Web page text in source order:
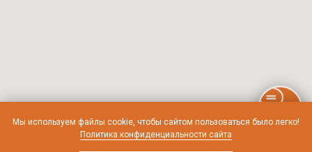
Мы используем файлы cookie, чтобы сайтом пользоваться было легко!
Политика конфиденциальности сайта